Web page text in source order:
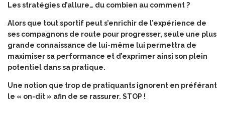
Les stratégies d’allure… du combien au comment ?
Alors que tout sportif peut s’enrichir de l’expérience de
ses compagnons de route pour progresser, seule une plus
grande connaissance de lui-même lui permettra de
maximiser sa performance et d’exprimer ainsi son plein
potentiel dans sa pratique.
Une notion que trop de pratiquants ignorent en préférant
le « on-dit » afin de se rassurer. STOP !